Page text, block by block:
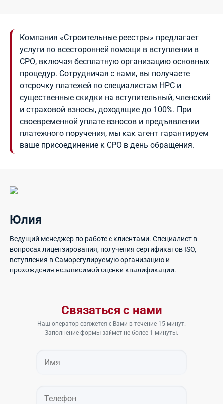
Компания «Строительные реестры» предлагает
услуги по всесторонней помощи в вступлении в
СРО, включая бесплатную организацию основных
процедур. Сотрудничая с нами, вы получаете
отсрочку платежей по специалистам НРС и
существенные скидки на вступительный, членский
и страховой взносы, доходящие до 100%. При
своевременной уплате взносов и предъявлении
платежного поручения, мы как агент гарантируем
ваше присоединение к СРО в день обращения.
Юлия
Ведущий менеджер по работе с клиентами. Специалист в
вопросах лицензирования, получения сертификатов ISO,
вступления в Саморегулируемую организацию и
прохождения независимой оценки квалификации.
Связаться с нами
Наш оператор свяжется с Вами в течение 15 минут.
Заполнение формы займет не более 1 минуты.